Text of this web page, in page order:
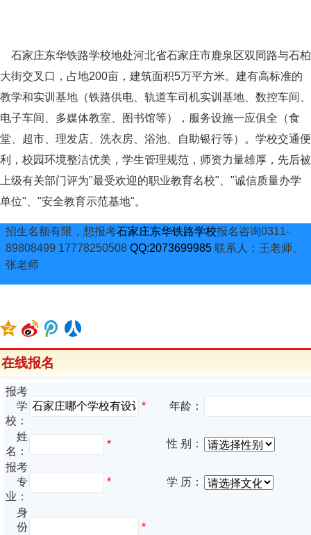
石家庄东华铁路学校地处河北省石家庄市鹿泉区双同路与石柏
大街交叉口，占地200亩，建筑面积5万平方米。建有高标准的
教学和实训基地（铁路供电、轨道车司机实训基地、数控车间、
电子车间、多媒体教室、图书馆等），服务设施一应俱全（食
堂、超市、理发店、洗衣房、浴池、自助银行等）。学校交通便
利，校园环境整洁优美，学生管理规范，师资力量雄厚，先后被
上级有关部门评为"最受欢迎的职业教育名校"、"诚信质量办学
单位"、"安全教育示范基地"。
招生名额有限，想报考石家庄东华铁路学校报名咨询0311-
89808499 17778250508 QQ:2073699985 联系人：王老师、
张老师
在线报名
报考
学
校：
* 年龄：
姓
名：
*
性 别：
报考
专
业：
* 学 历：
身
份
*